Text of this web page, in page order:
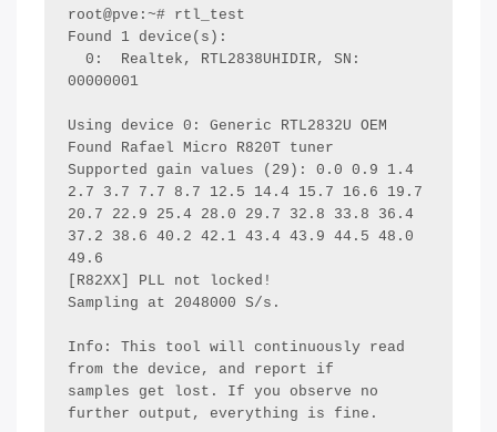
root@pve:~# rtl_test
Found 1 device(s):
00000001
Using device 0: Generic RTL2832U OEM
Found Rafael Micro R820T tuner
Supported gain values (29): 0.0 0.9 1.4
2.7 3.7 7.7 8.7 12.5 14.4 15.7 16.6 19.7
20.7 22.9 25.4 28.0 29.7 32.8 33.8 36.4
37.2 38.6 40.2 42.1 43.4 43.9 44.5 48.0
49.6
[R82XX] PLL not locked!
Sampling at 2048000 S/s.
Info: This tool will continuously read
from the device, and report if
samples get lost. If you observe no
further output, everything is fine.